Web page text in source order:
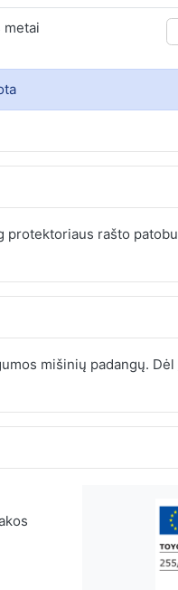
metai
protektoriaus rašto
mišinių padangų.